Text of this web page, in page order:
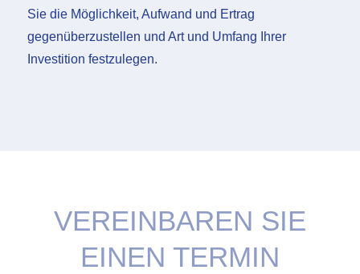
Sie die Möglichkeit, Aufwand und Ertrag
gegenüberzustellen und Art und Umfang Ihrer
Investition festzulegen.
VEREINBAREN SIE
EINEN TERMIN